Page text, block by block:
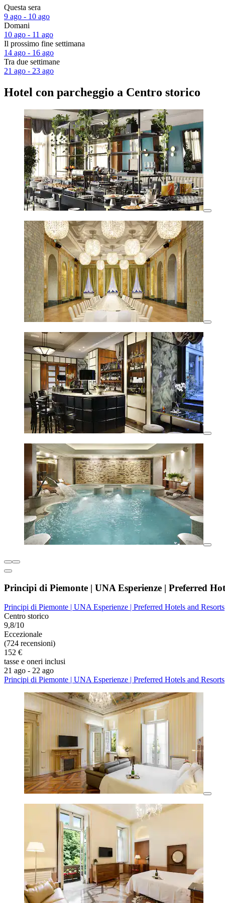
Questa sera
9 ago - 10 ago
Domani
10 ago - 11 ago
Il prossimo fine settimana
14 ago - 16 ago
Tra due settimane
21 ago - 23 ago
Hotel con parcheggio a Centro storico
Principi di Piemonte | UNA Esperienze | Preferred
Principi di Piemonte | UNA Esperienze | Preferred Hotels and Resorts
Centro storico
9,8/10
Eccezionale
(724 recensioni)
152 €
tasse e oneri inclusi
21 ago - 22 ago
Principi di Piemonte | UNA Esperienze | Preferred Hotels and Resorts